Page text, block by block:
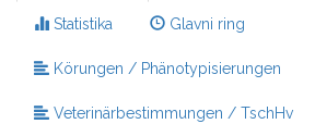
Statistika Glavni ring
Körungen / Phänotypisierungen
Veterinärbestimmungen / TschHv